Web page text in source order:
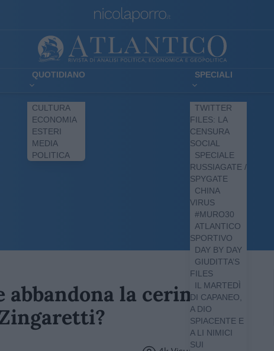
QUOTIDIANO
CULTURA
ECONOMIA
ESTERI
MEDIA
POLITICA
SPECIALI
TWITTER
FILES: LA
CENSURA
SOCIAL
SPECIALE
RUSSIAGATE /
SPYGATE
CHINA
VIRUS
#MURO30
ATLANTICO
SPORTIVO
DAY BY DAY
GIUDITTA’S
FILES
IL MARTEDÌ
DI CAPANEO,
A DIO
SPIACENTE E
A LI NIMICI
SUI
abbandona la cerimonia: